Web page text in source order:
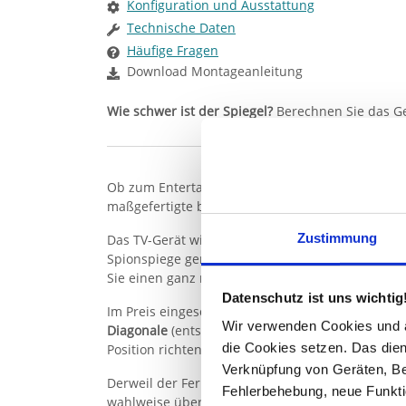
Zustimmung
Datenschutz ist uns wichtig!
Wir verwenden Cookies
die Cookies setzen. Das
Verknüpfung von Geräten,
Fehlerbehebung, neue
Ob zum Entertainment im heimischen Spa, für
maßgefertigte beleuchtete TV Spiegel 'Detroit'
Das TV-Gerät wird hinter dem Spiegel montiert.
Spionspiege genannt – entspricht höchsten
Sie einen ganz normalen Spiegel. Im Vergleich
Im Preis eingeschlossen ist ein
Diagonale (entspricht etwa 55, 81 bzw. 102 cm)
Position richten wir uns nach Ihren
Derweil der Fernseher über einen
wahlweise über einen vorhandenen
Konfiguration und Ausstattung
Technische Daten
Häufige Fragen
Download Montageanleitung
Wie schwer ist der Spiegel? Berechnen Sie das